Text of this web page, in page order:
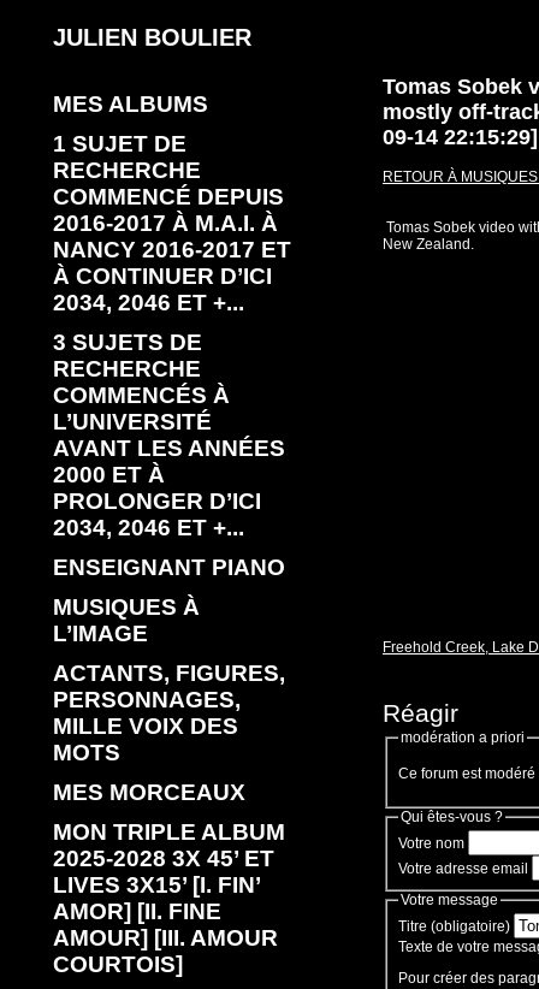
JULIEN BOULIER
MES ALBUMS
1 SUJET DE
RECHERCHE
COMMENCÉ DEPUIS
2016-2017 À M.A.I. À
NANCY 2016-2017 ET
À CONTINUER D’ICI
2034, 2046 ET +...
3 SUJETS DE
RECHERCHE
COMMENCÉS À
L’UNIVERSITÉ
AVANT LES ANNÉES
2000 ET À
PROLONGER D’ICI
2034, 2046 ET +...
ENSEIGNANT PIANO
MUSIQUES À
L’IMAGE
ACTANTS, FIGURES,
PERSONNAGES,
MILLE VOIX DES
MOTS
MES MORCEAUX
MON TRIPLE ALBUM
2025-2028 3X 45’ ET
LIVES 3X15’ [I. FIN’
AMOR] [II. FINE
AMOUR] [III. AMOUR
COURTOIS]
Tomas Sobek
mostly off-
09-14 22:15:29]
RETOUR À MUSIQUES
Tomas Sobek video
New Zealand.
Freehold Creek, Lake
Réagir
modération a priori
Ce forum est
Qui êtes-vous ?
Votre nom
Votre adresse email
Votre message
Titre (obligatoire)
Texte de votre
Pour créer des